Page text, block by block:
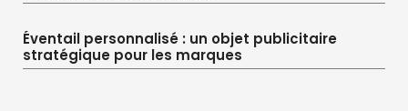
Éventail personnalisé : un objet publicitaire
stratégique pour les marques